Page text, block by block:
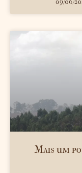
09/06/
Mais um